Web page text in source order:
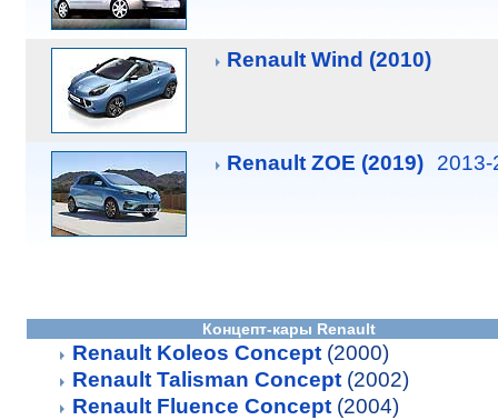
Renault Wind (2010)
Renault ZOE (2019) 2013-
Концепт-кары Renault
Renault Koleos Concept(2000)
Renault Talisman Concept(2002)
Renault Fluence Concept(2004)